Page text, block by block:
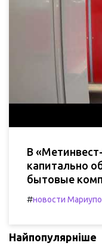
В
капитально
бытовые
#новости
Найпопулярніше